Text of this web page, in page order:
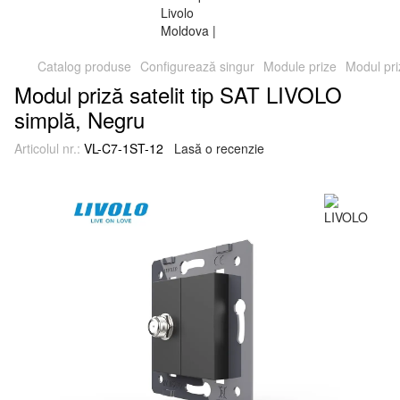
Catalog produse Configurează singur Module prize Modul
Modul priză satelit tip SAT LIVOLO
simplă, Negru
Articolul nr.: VL-C7-1ST-12 Lasă o recenzie